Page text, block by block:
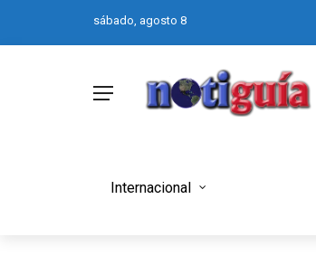
sábado, agosto 8
Internacional